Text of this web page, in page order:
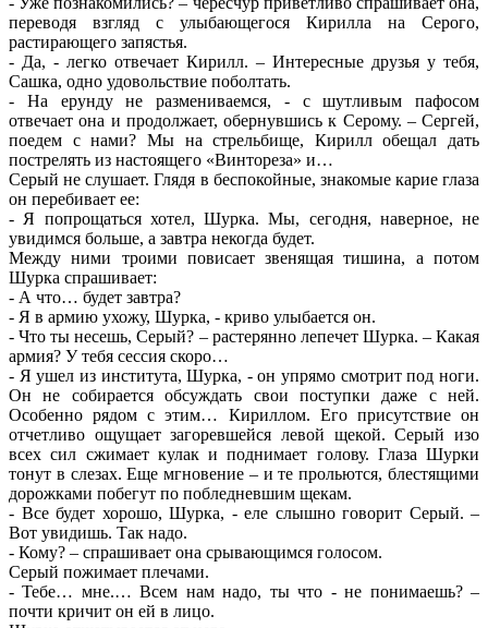
переводя взгляд с улыбающегося Кирилла на Серого,
растирающего запястья.
- Да, - легко отвечает Кирилл. – Интересные друзья у тебя,
Сашка, одно удовольствие поболтать.
- На ерунду не размениваемся, - с шутливым пафосом
отвечает она и продолжает, обернувшись к Серому. – Сергей,
поедем с нами? Мы на стрельбище, Кирилл обещал дать
пострелять из настоящего «Винтореза» и…
Серый не слушает. Глядя в беспокойные, знакомые карие глаза
он перебивает ее:
- Я попрощаться хотел, Шурка. Мы, сегодня, наверное, не
увидимся больше, а завтра некогда будет.
Между ними троими повисает звенящая тишина, а потом
Шурка спрашивает:
- А что… будет завтра?
- Я в армию ухожу, Шурка, - криво улыбается он.
- Что ты несешь, Серый? – растерянно лепечет Шурка. – Какая
армия? У тебя сессия скоро…
- Я ушел из института, Шурка, - он упрямо смотрит под ноги.
Он не собирается обсуждать свои поступки даже с ней.
Особенно рядом с этим… Кириллом. Его присутствие он
отчетливо ощущает загоревшейся левой щекой. Серый изо
всех сил сжимает кулак и поднимает голову. Глаза Шурки
тонут в слезах. Еще мгновение – и те прольются, блестящими
дорожками побегут по побледневшим щекам.
- Все будет хорошо, Шурка, - еле слышно говорит Серый. –
Вот увидишь. Так надо.
- Кому? – спрашивает она срывающимся голосом.
Серый пожимает плечами.
- Тебе… мне.… Всем нам надо, ты что - не понимаешь? –
почти кричит он ей в лицо.